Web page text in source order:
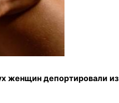
женщин депортировали из